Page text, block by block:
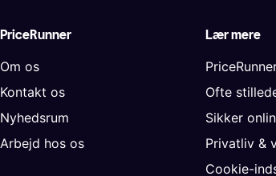
PriceRunner
Om os
Kontakt os
Nyhedsrum
Arbejd hos os
Lær mere
Ofte
Sikker
Privatliv &
Cookie-